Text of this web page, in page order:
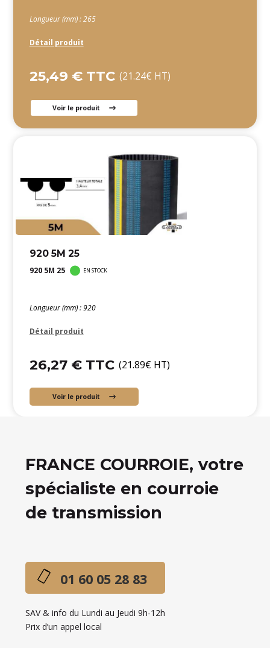
Longueur (mm) : 265
Détail produit
25,49 € TTC (21.24€ HT)
Voir le produit
920 5M 25
920 5M 25 EN STOCK
Longueur (mm) : 920
Détail produit
26,27 € TTC (21.89€ HT)
Voir le produit
FRANCE COURROIE, votre
spécialiste en courroie
de transmission
01 60 05 28 83
SAV & info du Lundi au Jeudi 9h-12h
Prix d’un appel local